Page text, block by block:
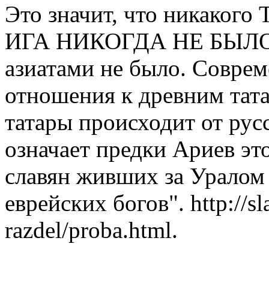
Это значит, что
ИГА НИКОГДА НЕ БЫЛО,
азиатами не было.
отношения к древним
татары происходит от
означает предки Ариев
славян живших за
еврейских богов". http://
razdel/proba.html.